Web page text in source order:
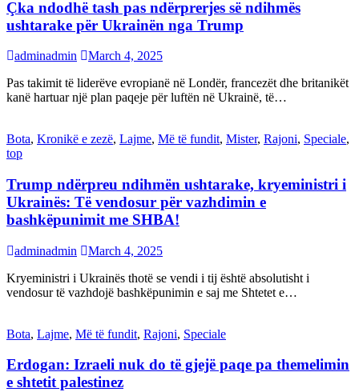
Çka ndodhë tash pas ndërprerjes së ndihmës
ushtarake për Ukrainën nga Trump
adminadmin
March 4, 2025
Pas takimit të liderëve evropianë në Londër, francezët dhe britanikët
kanë hartuar një plan paqeje për luftën në Ukrainë, të…
Bota, Kronikë e zezë, Lajme, Më të fundit, Mister, Rajoni, Speciale,
top
Trump ndërpreu ndihmën ushtarake, kryeministri i
Ukrainës: Të vendosur për vazhdimin e
bashkëpunimit me SHBA!
adminadmin
March 4, 2025
Kryeministri i Ukrainës thotë se vendi i tij është absolutisht i
vendosur të vazhdojë bashkëpunimin e saj me Shtetet e…
Bota, Lajme, Më të fundit, Rajoni, Speciale
Erdogan: Izraeli nuk do të gjejë paqe pa themelimin
e shtetit palestinez